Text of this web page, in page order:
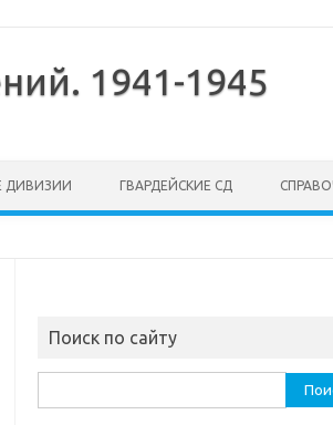
1941-1945
ДИВИЗИИ ГВАРДЕЙСКИЕ СД
Поиск по сайту